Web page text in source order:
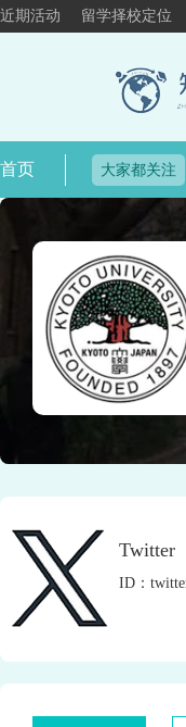
近期活动 留学择校定位
首页 大家都关注
Twitter
ID：